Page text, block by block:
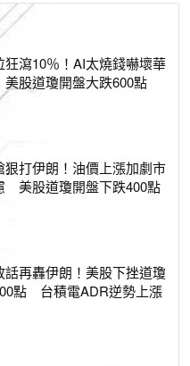
狂瀉10％！AI太燒錢嚇壞華
股道瓊開盤大跌600點
狠打伊朗！油價上漲加劇市
美股道瓊開盤下跌400點
話再轟伊朗！美股下挫道瓊
點 台積電ADR逆勢上漲